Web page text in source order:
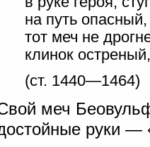
на путь
тот меч не
клинок
(ст. 1440—1464)
меч
руки —